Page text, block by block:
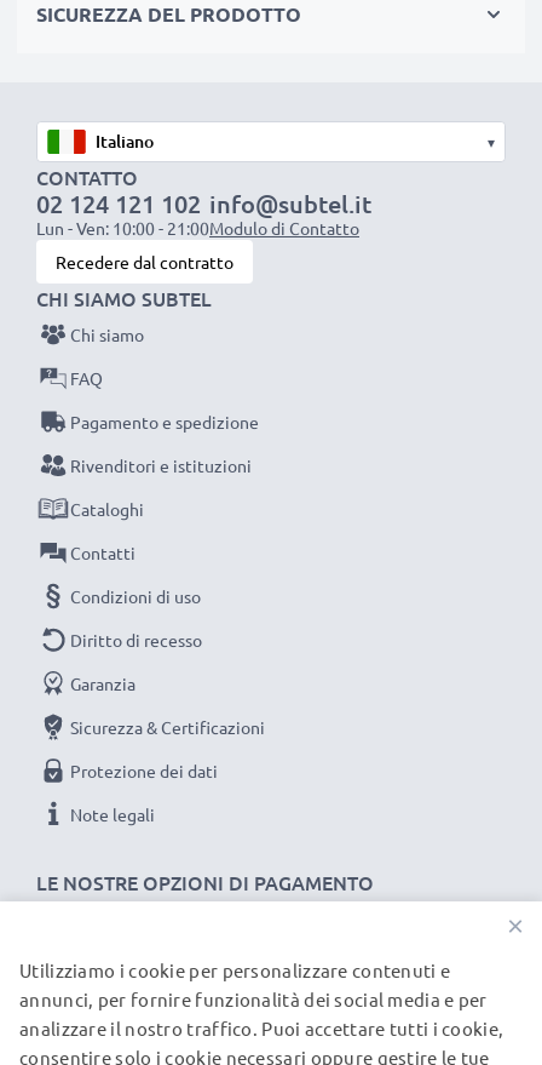
nell’Unione Europea. Per questo siamo orgogliosi di
Sostituisci la batteria, non la macchina fotografica! È la
scelta più intelligente e più ecosostenibile che tu
possa fare, efficientando e riducendo l’impatto
ambientale e gli scarti superflui.
Scegli CELLONIC, scegli la lunga durata e l'efficienza,
non fare compromessi sulla qualità: ordina ora!
SICUREZZA DEL PRODOTTO
▾
CONTATTO
02 124 121 102
Lun - Ven: 10:00 - 21:00
info@subtel.it
Modulo di Contatto
Recedere dal contratto
LE NOSTRE OPZIONI DI PAGAMENTO
CHI SIAMO SUBTEL
Chi siamo
FAQ
Pagamento e spedizione
Rivenditori e istituzioni
Cataloghi
Contatti
Condizioni di uso
Diritto di recesso
Garanzia
Sicurezza & Certificazioni
Protezione dei dati
Note legali
I NOSTRI PARTNER DI SPEDIZIONE
×
Utilizziamo i cookie per personalizzare contenuti e
annunci, per fornire funzionalità dei social media e per
analizzare il nostro traffico. Puoi accettare tutti i cookie,
consentire solo i cookie necessari oppure gestire le tue